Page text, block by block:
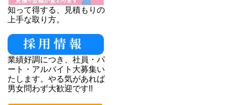
知って得する、見積もりの
上手な取り方。
業績好調につき、社員・パ
ート・アルバイト大募集い
たします。やる気があれば
男女問わず大歓迎です!!